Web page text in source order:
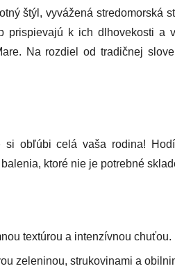
štýl, vyvážená stredomorská
prispievajú k ich dlhovekosti a
Na rozdiel od tradičnej
si obľúbi celá vaša rodina!
ktoré nie je potrebné
textúrou a intenzívnou chuťou.
zeleninou, strukovinami a